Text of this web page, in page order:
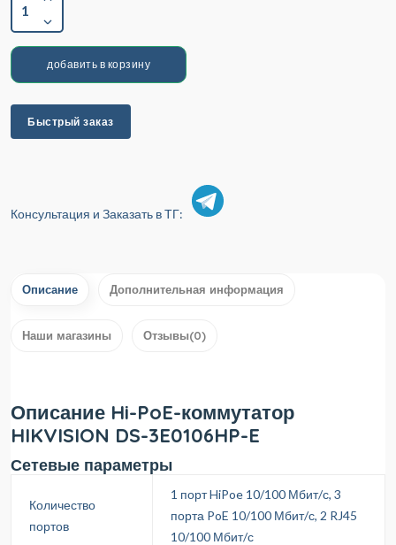
1
добавить в корзину
Быстрый заказ
Консультация и Заказать в ТГ:
Описание Дополнительная информация
Наши магазины Отзывы(0)
Описание Hi-PoE-коммутатор
HIKVISION DS-3E0106HP-E
Сетевые параметры
Количество
портов
1 порт HiPoe 10/100 Мбит/с, 3
порта PoE 10/100 Мбит/с, 2 RJ45
10/100 Мбит/с